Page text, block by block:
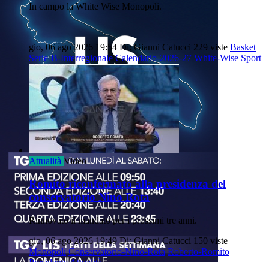
In campo la White Wise Monopoli.
gio, 06 ago 2026 19:54 Di: Gianni Catucci 229 viste Basket
Serie-B-Interregionale Calendario-2026-27 White-Wise Sport
Attualità Video
Romito riconfermato alla presidenza del
conservatorio Nino Rota
Rinnovato il mandato per i prossimi tre anni.
gio, 06 ago 2026 19:49 Di: Gianni Catucci 150 viste
Monopoli Conservatorio-Nino-Rota Roberto-Romito